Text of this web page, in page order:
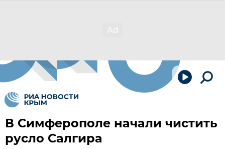
В Симферополе начали чистить
русло Салгира